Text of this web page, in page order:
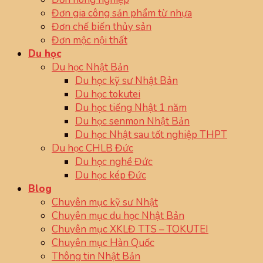
Đơn gia công sản phẩm từ nhựa
Đơn chế biến thủy sản
Đơn mộc nội thất
Du học
Du học Nhật Bản
Du học kỹ sư Nhật Bản
Du học tokutei
Du học tiếng Nhật 1 năm
Du học senmon Nhật Bản
Du học Nhật sau tốt nghiệp THPT
Du học CHLB Đức
Du học nghề Đức
Du học kép Đức
Blog
Chuyên mục kỹ sư Nhật
Chuyên mục du học Nhật Bản
Chuyên mục XKLĐ TTS – TOKUTEI
Chuyên mục Hàn Quốc
Thông tin Nhật Bản